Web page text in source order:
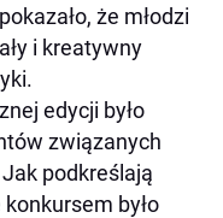
że młodzi
i kreatywny
edycji było
związanych
podkreślają
było